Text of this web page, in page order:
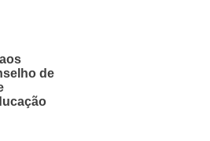
de